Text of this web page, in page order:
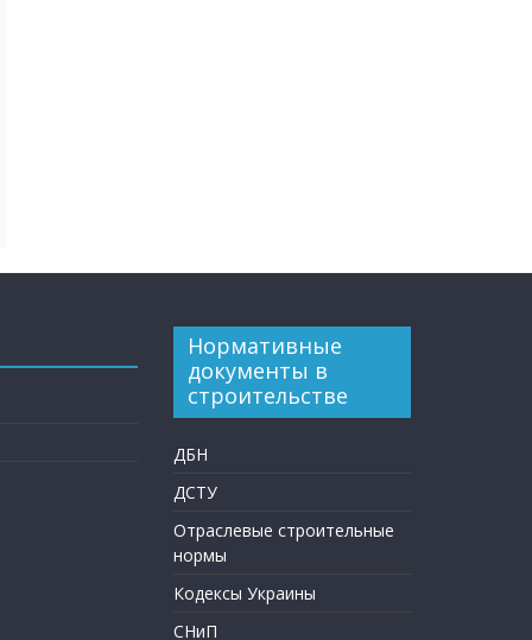
Нормативные
документы в
строительстве
ДБН
ДСТУ
Отраслевые строительные
нормы
Кодексы Украины
СНиП